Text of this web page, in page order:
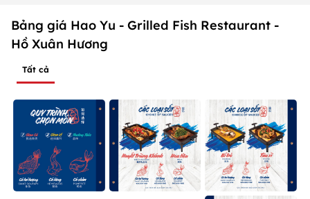
Bảng giá Hao Yu - Grilled Fish Restaurant -
Hồ Xuân Hương
Tất cả